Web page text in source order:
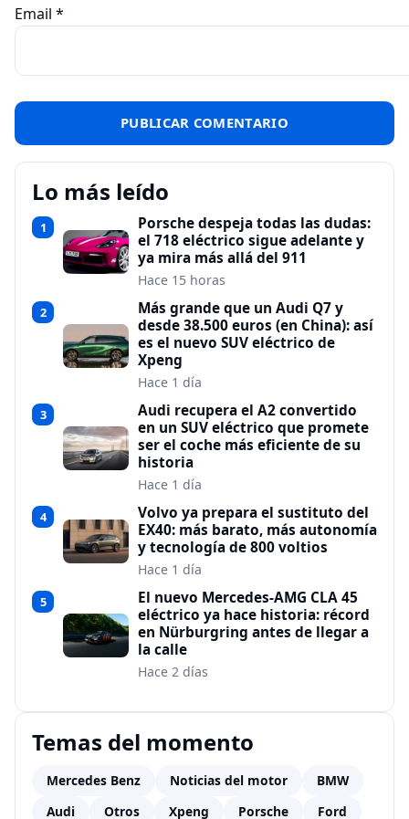
Email *
Lo más leído
1
Porsche despeja todas las dudas:
el 718 eléctrico sigue adelante y
ya mira más allá del 911
Hace 15 horas
2
Más grande que un Audi Q7 y
desde 38.500 euros (en China): así
es el nuevo SUV eléctrico de
Xpeng
Hace 1 día
3
Audi recupera el A2 convertido
en un SUV eléctrico que promete
ser el coche más eficiente de su
historia
Hace 1 día
4
Volvo ya prepara el sustituto del
EX40: más barato, más autonomía
y tecnología de 800 voltios
Hace 1 día
5
El nuevo Mercedes-AMG CLA 45
eléctrico ya hace historia: récord
en Nürburgring antes de llegar a
la calle
Hace 2 días
Temas del momento
Mercedes Benz Noticias del motor
BMW
Audi
Otros Xpeng Porsche Ford